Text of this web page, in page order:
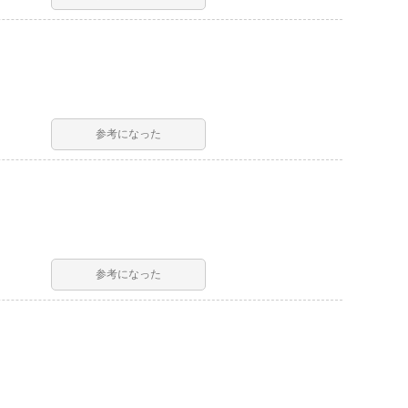
参考になった
参考になった